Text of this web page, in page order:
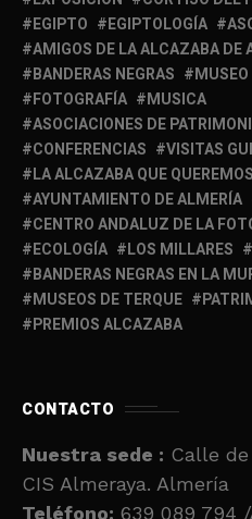
EGIPTO
EGIPTOLOGÍA
AMIGOS DE LA ALCAZABA DE
BANDERAS NEGRAS
FOTOGRAFÍA
MUSICA
ASOCIACIONES DE
CONFERENCIAS
VISITAS
LA ALCAZABA QUE QUEREMOS
AYUNTAMIENTO DE ALMERÍA
CENTRO ANDALUZ DE LA
ECOLOGÍA
LOS MILLARES
BANDERAS NEGRAS EN LA
MUSEOS DE TERQUE
PREMIOS ALCAZABA
CONTACTO
Nuestra sede : Calle de
CIS Almeraya. Almería
Teléfono: 639 089 794